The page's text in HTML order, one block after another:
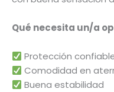
Qué necesita un/a
Protección
Comodidad en
Buena estabilidad